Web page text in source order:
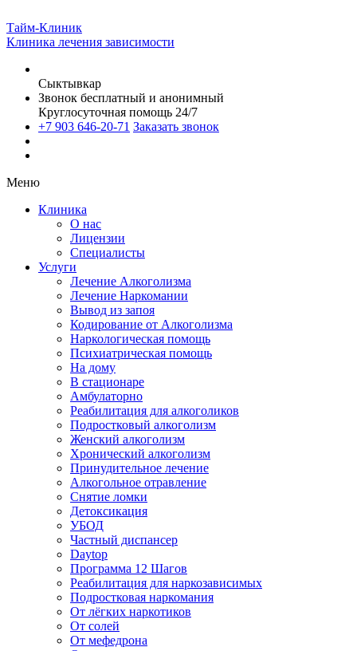
Тайм-Клиник
Клиника лечения зависимости
Сыктывкар
Звонок бесплатный и анонимный
Круглосуточная помощь 24/7
+7 903 646-20-71 Заказать звонок
Меню
Клиника
О нас
Лицензии
Специалисты
Услуги
Лечение Алкоголизма
Лечение Наркомании
Вывод из запоя
Кодирование от Алкоголизма
Наркологическая помощь
Психиатрическая помощь
На дому
В стационаре
Амбулаторно
Реабилитация для алкоголиков
Подростковый алкоголизм
Женский алкоголизм
Хронический алкоголизм
Принудительное лечение
Алкогольное отравление
Снятие ломки
Детоксикация
УБОД
Частный диспансер
Daytop
Программа 12 Шагов
Реабилитация для наркозависимых
Подростковая наркомания
От лёгких наркотиков
От солей
От мефедрона